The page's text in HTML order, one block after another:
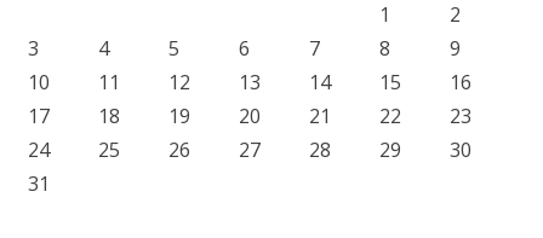
1
2
3
4 5 6 7 8
9
10
11 12 13 14 15
16
17
18 19 20 21 22
23
24
25 26 27 28 29
30
31